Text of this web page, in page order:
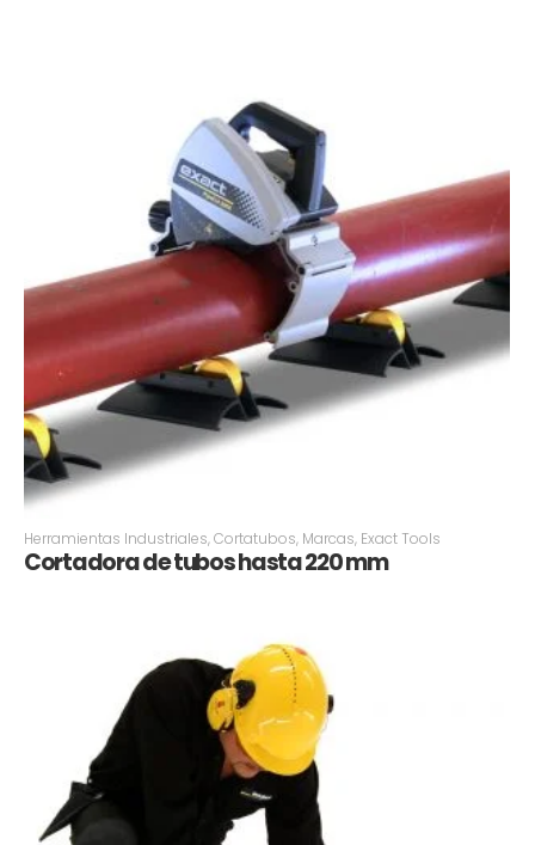
Herramientas Industriales,Cortatubos, Marcas, Exact Tools
Cortadora de tubos hasta 220 mm